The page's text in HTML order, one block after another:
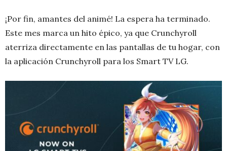
¡Por fin, amantes del animé! La espera ha terminado.
Este mes marca un hito épico, ya que Crunchyroll
aterriza directamente en las pantallas de tu hogar, con
la aplicación Crunchyroll para los Smart TV LG.